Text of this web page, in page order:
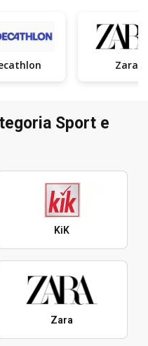
Zara
Sport e
KiK
Zara